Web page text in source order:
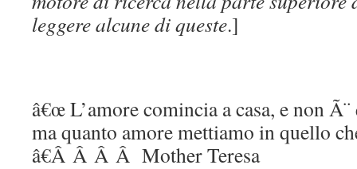
leggere alcune di queste.]
â€œ L’amore comincia a casa, e non
ma quanto amore mettiamo in quello
â€Â Â Â Â Mother Teresa